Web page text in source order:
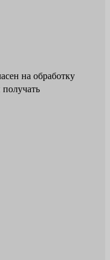
на обработку
получать